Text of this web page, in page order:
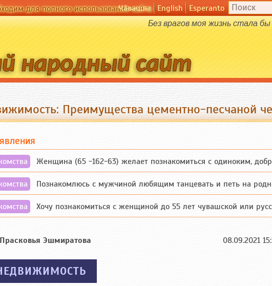
для полного использования сайта
Чӑвашла English Esperanto
Без врагов моя жизнь стала
Преимущества цементно-песчаной
Женщина (65 -162-63) желает познакомиться с одиноким,
Познакомлюсь с мужчиной любящим танцевать и петь на
Хочу познакомиться с женщиной до 55 лет чувашской или русской
Прасковья Эшмиратова 08.09.2021